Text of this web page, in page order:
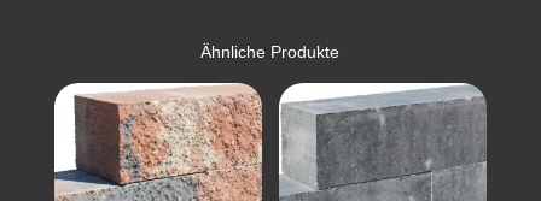
Ähnliche Produkte